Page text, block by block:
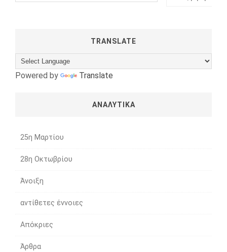
TRANSLATE
Powered by Translate
ΑΝΑΛΥΤΙΚΑ
25η Μαρτίου
28η Οκτωβρίου
Άνοιξη
αντίθετες έννοιες
Απόκριες
Άρθρα